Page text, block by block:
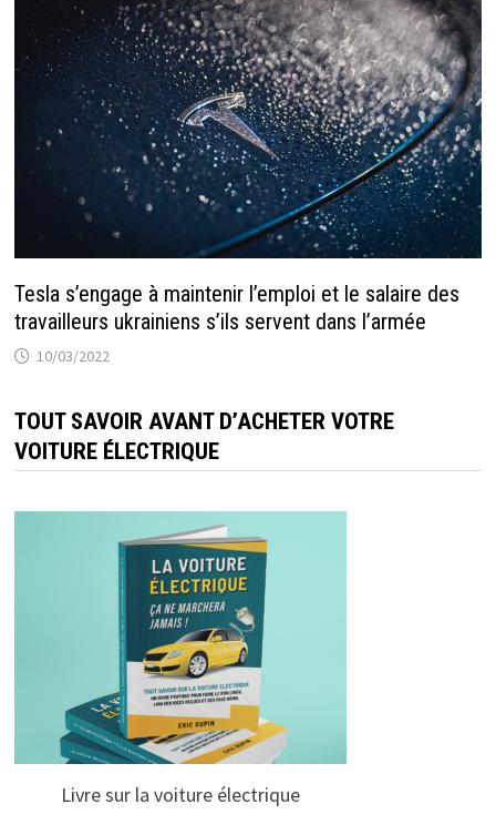
Tesla s’engage à maintenir l’emploi et le salaire des
travailleurs ukrainiens s’ils servent dans l’armée
10/03/2022
TOUT SAVOIR AVANT D’ACHETER VOTRE
VOITURE ÉLECTRIQUE
Livre sur la voiture électrique